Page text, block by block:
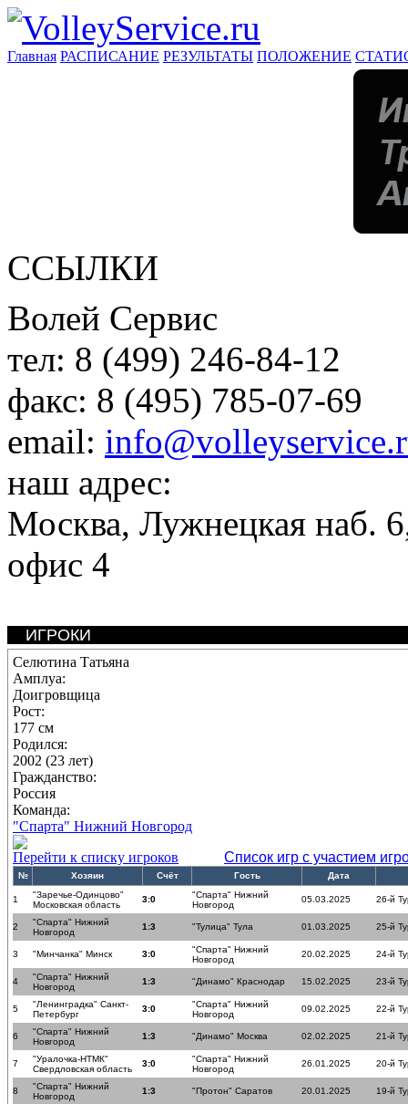
Главная РАСПИСАНИЕ РЕЗУЛЬТАТЫ ПОЛОЖЕНИЕ
ССЫЛКИ
Волей Сервис
тел: 8 (499) 246-84-12
факс: 8 (495) 785-07-69
email:
наш адрес:
Москва, Лужнецкая наб.
офис 4
ИГРОКИ
Селютина Татьяна
Амплуа:
Доигровщица
Рост:
177 см
Родился:
2002 (23 лет)
Гражданство:
Россия
Команда:
"Спарта" Нижний Новгород
Перейти к списку игроков
Список игр с участием
№ Хозяин Счёт Гость Дата
1
"Заречье-Одинцово"
Московская область
3:0
"Спарта" Нижний
Новгород
05.03.2025 26-й
2
"Спарта" Нижний
Новгород
1:3 "Тулица" Тула 01.03.2025 25-й
3 "Минчанка" Минск 3:0
"Спарта" Нижний
Новгород
20.02.2025 24-й
4
"Спарта" Нижний
Новгород
1:3 "Динамо" Краснодар 15.02.2025 23-й
5
"Ленинградка" Санкт-
Петербург
3:0
"Спарта" Нижний
Новгород
09.02.2025 22-й
6
"Спарта" Нижний
Новгород
1:3 "Динамо" Москва 02.02.2025 21-й
7
"Уралочка-НТМК"
Свердловская область
3:0
"Спарта" Нижний
Новгород
26.01.2025 20-й
8
"Спарта" Нижний
Новгород
1:3 "Протон" Саратов 20.01.2025 19-й